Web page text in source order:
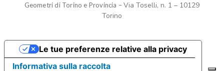
Geometri di Torino e Provincia –Via Toselli, n. 1 – 10129
Torino
Informativa sulla raccolta
Le tue preferenze relative alla privacy